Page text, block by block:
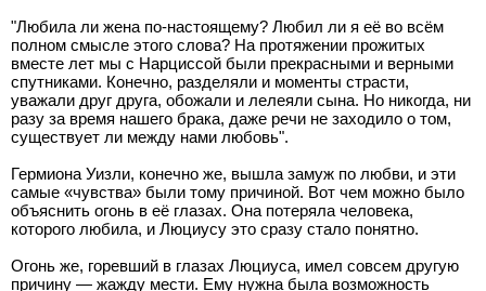
"Любила ли жена по-настоящему? Любил ли я её во всём
полном смысле этого слова? На протяжении прожитых
вместе лет мы с Нарциссой были прекрасными и верными
спутниками. Конечно, разделяли и моменты страсти,
уважали друг друга, обожали и лелеяли сына. Но никогда, ни
разу за время нашего брака, даже речи не заходило о том,
существует ли между нами любовь".
Гермиона Уизли, конечно же, вышла замуж по любви, и эти
самые «чувства» были тому причиной. Вот чем можно было
объяснить огонь в её глазах. Она потеряла человека,
которого любила, и Люциусу это сразу стало понятно.
Огонь же, горевший в глазах Люциуса, имел совсем другую
причину — жажду мести. Ему нужна была возможность